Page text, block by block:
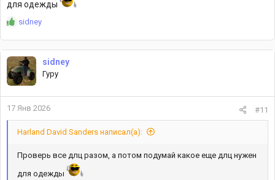
для одежды
Р
а
ц
и
и
:
sidney
sidney
Гуру
17 Янв 2026 #11
Harland David Sanders написал(а):
Проверь все длц разом, а потом подумай какое еще длц нужен
для одежды